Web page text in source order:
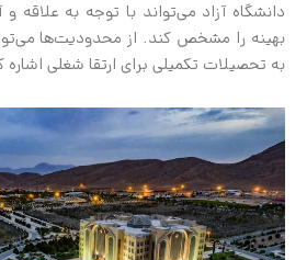
دانشگاه آزاد می‌تواند با توجه به علاقه
بهینه را مشخص کند. از محدودیت‌ها
به تحصیلات تکمیلی برای ارتقا شغلی اشاره